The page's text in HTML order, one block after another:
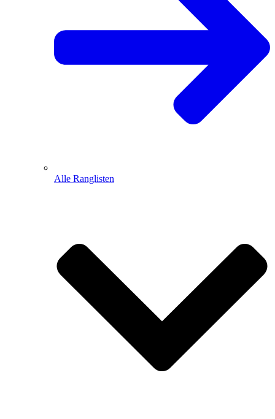
Alle Ranglisten